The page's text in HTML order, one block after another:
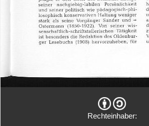
Rechteinhaber: